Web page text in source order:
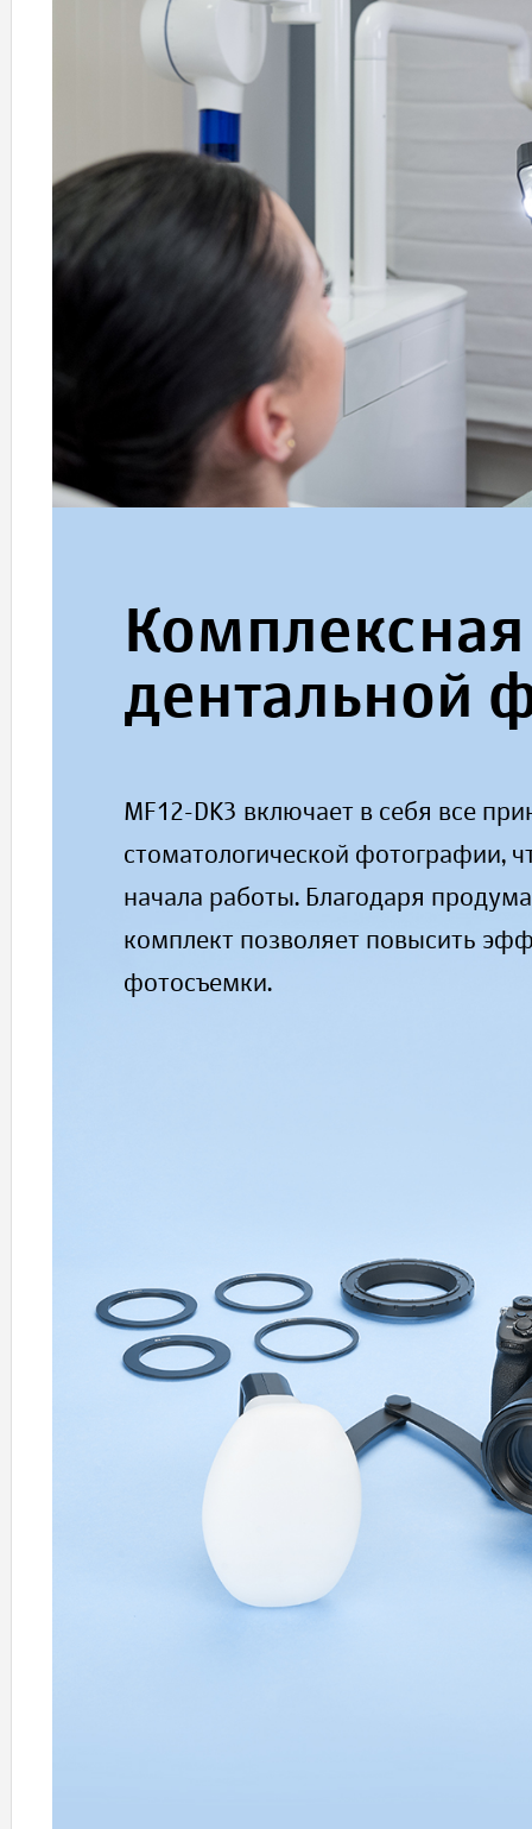
дентальной
MF12-DK3 включает в себя все
стоматологической фотографии,
начала работы. Благодаря
комплект позволяет повысить
фотосъемки.